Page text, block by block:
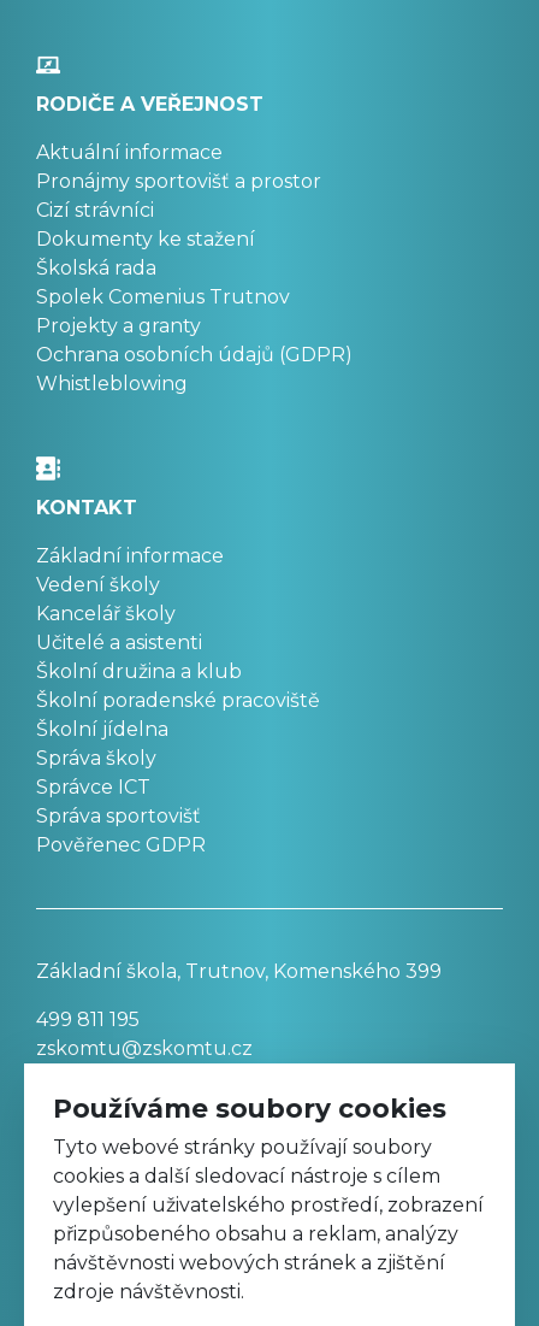
RODIČE A VEŘEJNOST
Aktuální informace
Pronájmy sportovišť a prostor
Cizí strávníci
Dokumenty ke stažení
Školská rada
Spolek Comenius Trutnov
Projekty a granty
Ochrana osobních údajů (GDPR)
Whistleblowing
KONTAKT
Základní informace
Vedení školy
Kancelář školy
Učitelé a asistenti
Školní družina a klub
Školní poradenské pracoviště
Školní jídelna
Správa školy
Správce ICT
Správa sportovišť
Pověřenec GDPR
Základní škola, Trutnov, Komenského 399
499 811 195
zskomtu@zskomtu.cz
Prohlášení o přístupnosti stránek
Nastavení cookies
Sledujte nás na Facebooku
Používáme soubory cookies
Tyto webové stránky používají soubory
cookies a další sledovací nástroje s cílem
vylepšení uživatelského prostředí, zobrazení
přizpůsobeného obsahu a reklam, analýzy
návštěvnosti webových stránek a zjištění
zdroje návštěvnosti.